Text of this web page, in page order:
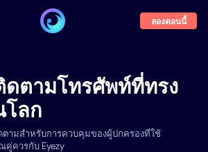
ลองตอนนี้
ตามโทรศัพท์ที่ทรง
ลก
ามสำหรับการควบคุมของผู้ปกครองที่ใช้
คู่ควรกับ Eyezy